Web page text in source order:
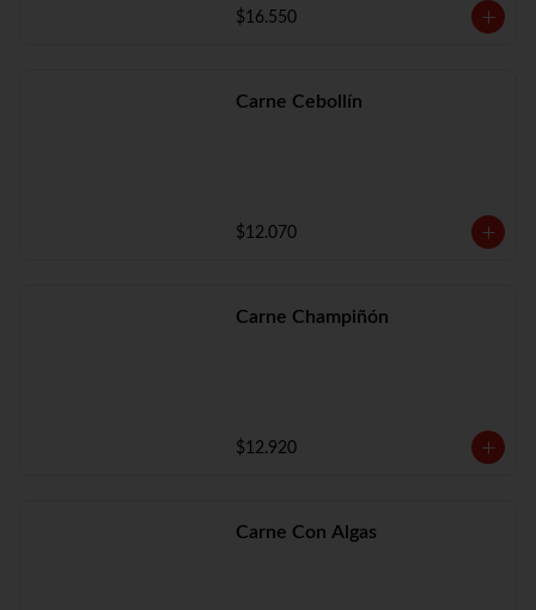
$16.550
Carne Cebollín
$12.070
Carne Champiñón
$12.920
Carne Con Algas